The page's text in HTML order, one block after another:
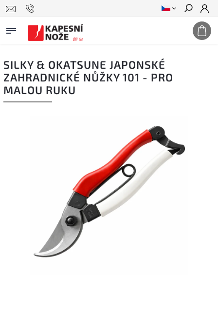
Hledat
SILKY & OKATSUNE JAPONSKÉ
ZAHRADNICKÉ NŮŽKY 101 - PRO
MALOU RUKU